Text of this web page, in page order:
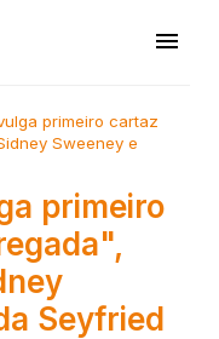
primeiro cartaz
Sweeney e
primeiro
Seyfried